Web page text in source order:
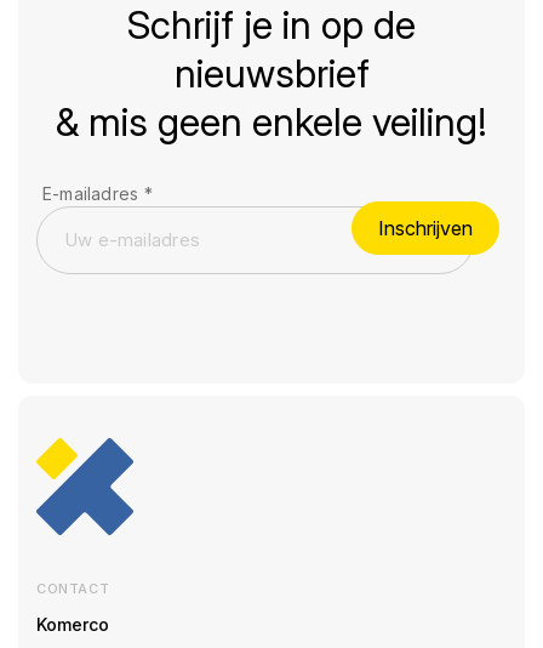
Schrijf je in op de
nieuwsbrief
& mis geen enkele veiling!
E-mailadres *
Inschrijven
CONTACT
Komerco